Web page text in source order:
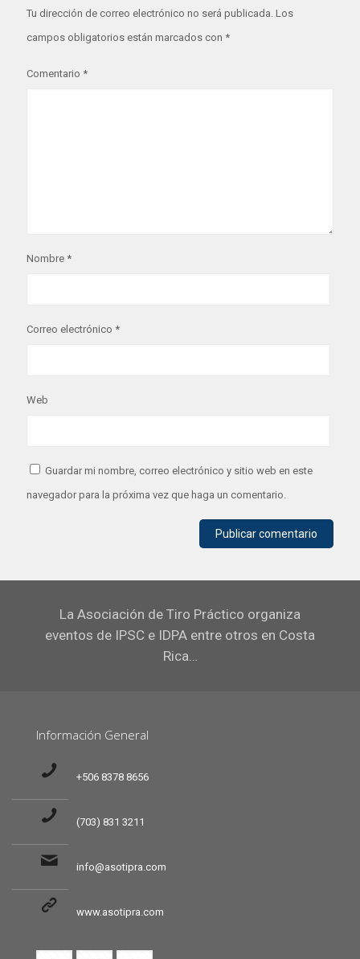
Tu dirección de correo electrónico no será publicada. Los
campos obligatorios están marcados con *
Comentario *
Nombre *
Correo electrónico *
Web
Guardar mi nombre, correo electrónico y sitio web en este
navegador para la próxima vez que haga un comentario.
La Asociación de Tiro Práctico organiza
eventos de IPSC e IDPA entre otros en Costa
Rica…
Información General
+506 8378 8656
(703) 831 3211
info@asotipra.com
www.asotipra.com